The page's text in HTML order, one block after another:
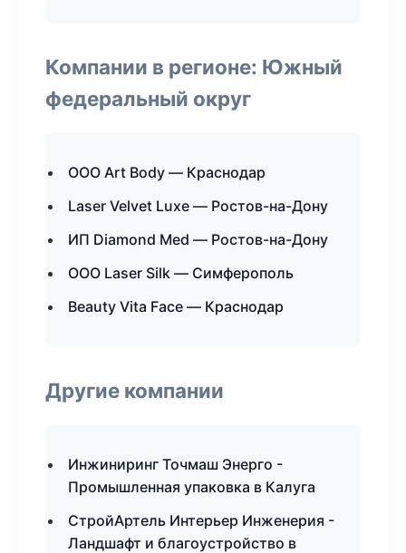
Компании в регионе: Южный
федеральный округ
ООО Art Body — Краснодар
Laser Velvet Luxe — Ростов-на-Дону
ИП Diamond Med — Ростов-на-Дону
ООО Laser Silk — Симферополь
Beauty Vita Face — Краснодар
Другие компании
Инжиниринг Точмаш Энерго -
Промышленная упаковка в Калуга
СтройАртель Интерьер Инженерия -
Ландшафт и благоустройство в